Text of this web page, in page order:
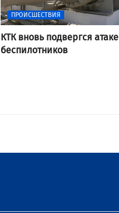
ПРОИСШЕСТВИЯ
КТК вновь подвергся атаке
беспилотников